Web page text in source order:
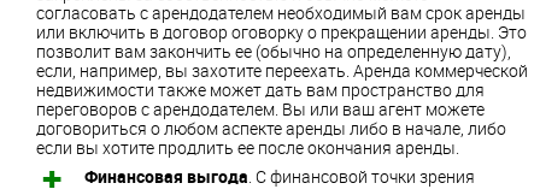
согласовать с арендодателем необходимый вам срок аренды
или включить в договор оговорку о прекращении аренды. Это
позволит вам закончить ее (обычно на определенную дату),
если, например, вы захотите переехать. Аренда коммерческой
недвижимости также может дать вам пространство для
переговоров с арендодателем. Вы или ваш агент можете
договориться о любом аспекте аренды либо в начале, либо
если вы хотите продлить ее после окончания аренды.
Финансовая выгода. С финансовой точки зрения